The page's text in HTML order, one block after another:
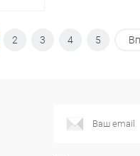
2 3 4 5